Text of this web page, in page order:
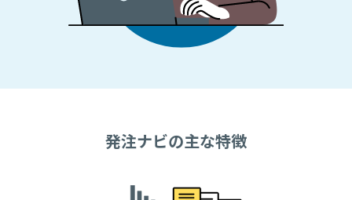
発注ナビの主な特徴